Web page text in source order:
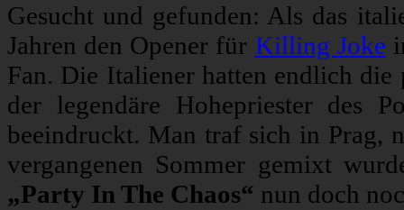
Gesucht und gefunden: Als das
Jahren den Opener für Killing Joke
Fan. Die Italiener hatten endlich die
der legendäre Hohepriester des
beeindruckt. Man traf sich in Prag,
vergangenen Sommer gemixt
„Party In The Chaos“ nun doch